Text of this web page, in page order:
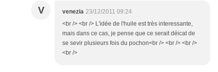
V venezia 23/12/2011 09:24
<br /> <br /> L'idée de l'huile est très interessante,
mais dans ce cas, je pense que ce serait déicat de
se sevir plusieurs fois du pochon<br /> <br /> <br />
<br />